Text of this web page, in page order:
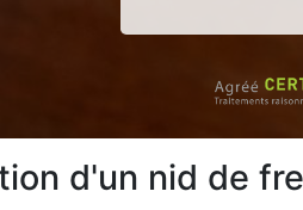
d'un nid de